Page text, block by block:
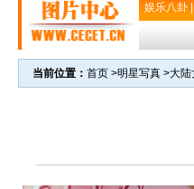
娱乐八卦
当前位置： 首页 >明星写真 >大陆